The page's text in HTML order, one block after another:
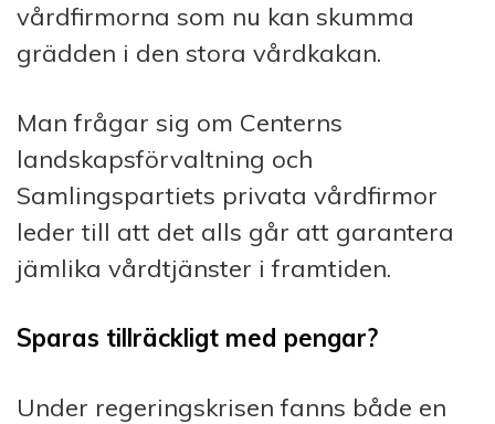
vårdfirmorna som nu kan skumma
grädden i den stora vårdkakan.
Man frågar sig om Centerns
landskapsförvaltning och
Samlingspartiets privata vårdfirmor
leder till att det alls går att garantera
jämlika vårdtjänster i framtiden.
Sparas tillräckligt med pengar?
Under regeringskrisen fanns både en